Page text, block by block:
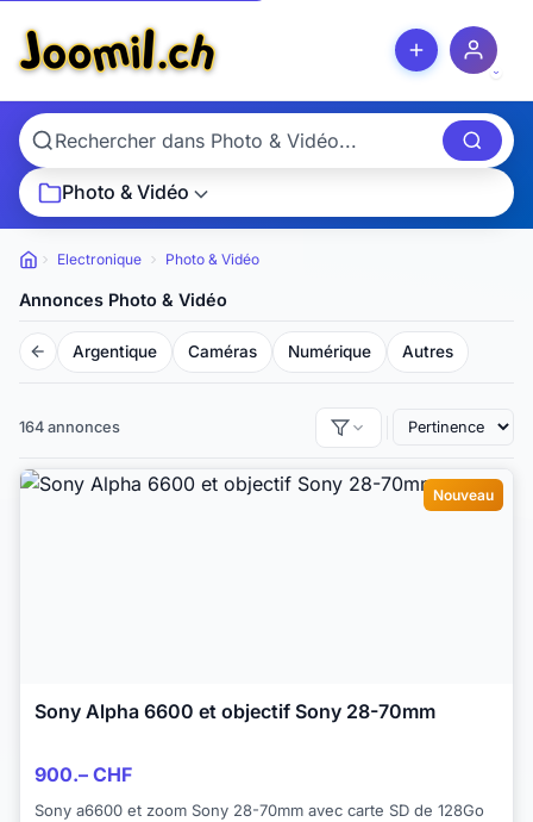
Photo & Vidéo
Petites
annonces
Electronique Photo & Vidéo
Annonces Photo & Vidéo
Argentique Caméras Numérique Autres
164 annonces
Nouveau
Sony Alpha 6600 et objectif Sony 28-70mm
900.– CHF
Sony a6600 et zoom Sony 28-70mm avec carte SD de 128Go